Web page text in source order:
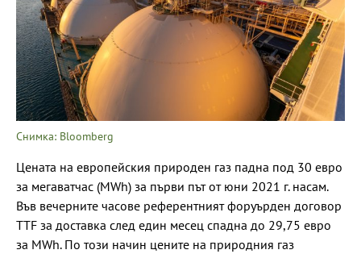
Снимка: Bloomberg
Цената на европейския природен газ падна под 30 евро
за мегаватчас (MWh) за първи път от юни 2021 г. насам.
Във вечерните часове референтният форуърден договор
TTF за доставка след един месец спадна до 29,75 евро
за MWh. По този начин цените на природния газ